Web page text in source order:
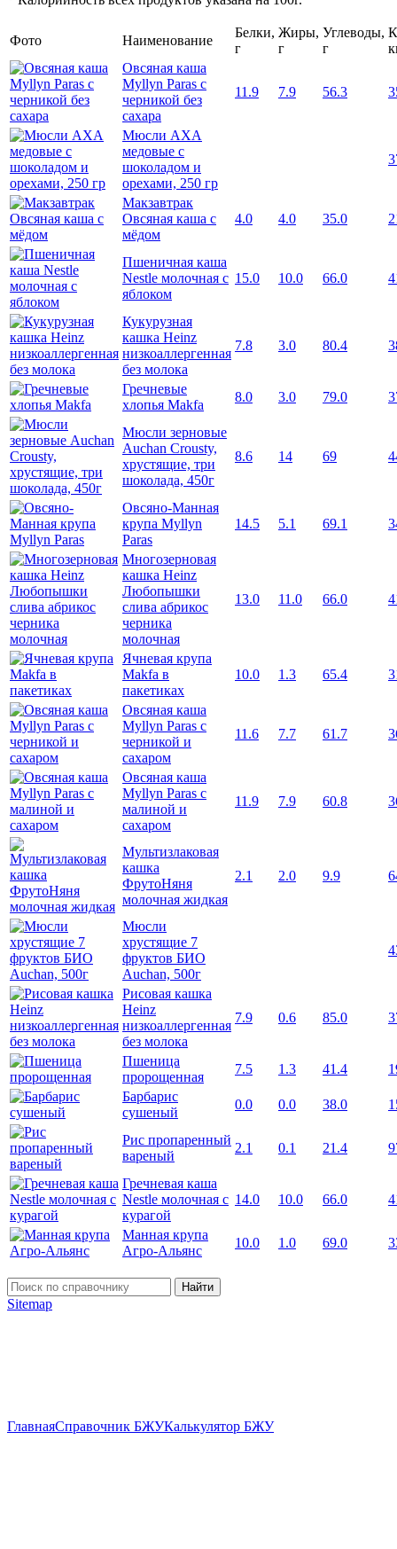
Фото Наименование
Белки,
г
Жиры,
г
Углеводы,
г
Овсяная каша
Myllyn Paras с
черникой без
сахара
11.9 7.9 56.3
Мюсли AXA
медовые с
шоколадом и
орехами, 250 гр
Макзавтрак
Овсяная каша с
мёдом
4.0 4.0 35.0
Пшеничная каша
Nestle молочная с
яблоком
15.0 10.0 66.0
Кукурузная
кашка Heinz
низкоаллергенная
без молока
7.8 3.0 80.4
Гречневые
хлопья Makfa
8.0 3.0 79.0
Мюсли зерновые
Auchan Crousty,
хрустящие, три
шоколада, 450г
8.6 14 69
Овсяно-Манная
крупа Myllyn
Paras
14.5 5.1 69.1
Многозерновая
кашка Heinz
Любопышки
слива абрикос
черника
молочная
13.0 11.0 66.0
Ячневая крупа
Makfa в
пакетиках
10.0 1.3 65.4
Овсяная каша
Myllyn Paras с
черникой и
сахаром
11.6 7.7 61.7
Овсяная каша
Myllyn Paras с
малиной и
сахаром
11.9 7.9 60.8
Мультизлаковая
кашка
ФрутоНяня
молочная жидкая
2.1 2.0 9.9
Мюсли
хрустящие 7
фруктов БИО
Auchan, 500г
Рисовая кашка
Heinz
низкоаллергенная
без молока
7.9 0.6 85.0
Пшеница
пророщенная
7.5 1.3 41.4
Барбарис
сушеный
0.0 0.0 38.0
Рис пропаренный
вареный
2.1 0.1 21.4
Гречневая каша
Nestle молочная с
курагой
14.0 10.0 66.0
Манная крупа
Агро-Альянс
10.0 1.0 69.0
Найти
Sitemap
ГлавнаяСправочник БЖУКалькулятор БЖУ